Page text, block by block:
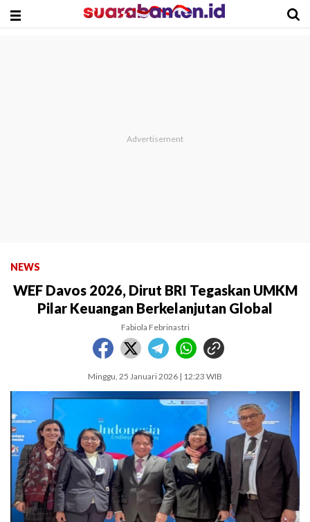
NEWS
WEF Davos 2026, Dirut BRI Tegaskan UMKM
Pilar Keuangan Berkelanjutan Global
Fabiola Febrinastri
Minggu, 25 Januari 2026 | 12:23 WIB